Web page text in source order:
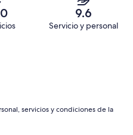
9.6
Servicio y personal
servicios y condiciones de la